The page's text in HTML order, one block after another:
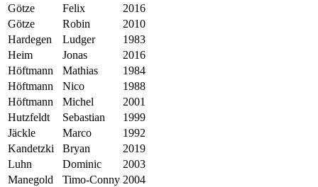
Götze
Felix
2016
Götze
Robin
2010
Hardegen
Ludger
1983
Heim
Jonas
2016
Höftmann
Mathias
1984
Höftmann
Nico
1988
Höftmann
Michel
2001
Hutzfeldt
Sebastian
1999
Jäckle
Marco
1992
Kandetzki
Bryan
2019
Luhn
Dominic
2003
Manegold
Timo-Conny 2004